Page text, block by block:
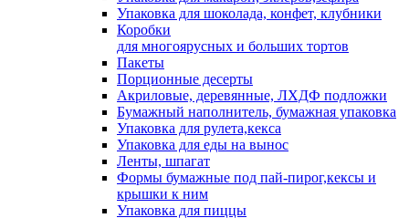
Упаковка для шоколада, конфет, клубники
Коробки
для многоярусных и больших тортов
Пакеты
Порционные десерты
Акриловые, деревянные, ЛХДФ подложки
Бумажный наполнитель, бумажная упаковка
Упаковка для рулета,кекса
Упаковка для еды на вынос
Ленты, шпагат
Формы бумажные под пай-пирог,кексы и
крышки к ним
Упаковка для пиццы